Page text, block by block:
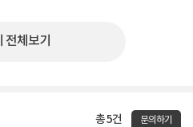
전체보기
총 5건 문의하기